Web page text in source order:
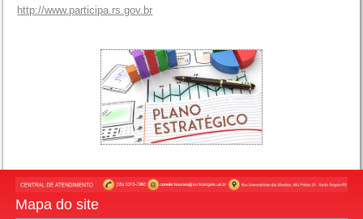
http://www.participa.rs.gov.br
Mapa do site